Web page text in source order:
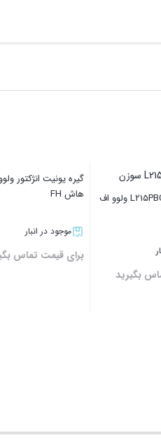
پیچ فشار شکن پمپ باب کت
S530
موجود در انبار
برای قیمت تماس بگیرید